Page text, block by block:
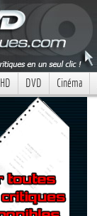
HD DVD Cinéma